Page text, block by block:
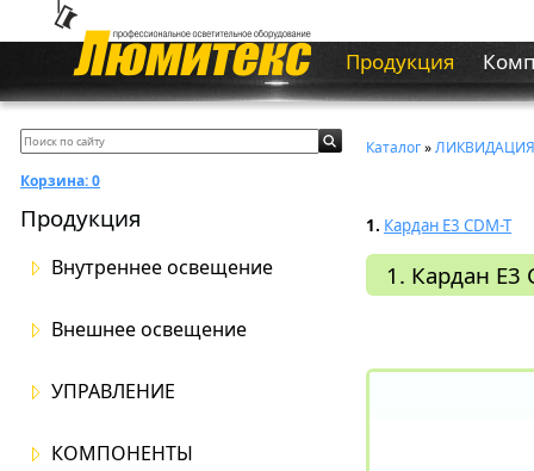
Продукция
Корзина:0
Продукция
Внутреннее освещение
Внешнее освещение
УПРАВЛЕНИЕ
КОМПОНЕНТЫ
Каталог»ЛИКВИДАЦИЯ
1. Кардан Е3 CDM-T
1. Кардан Е3